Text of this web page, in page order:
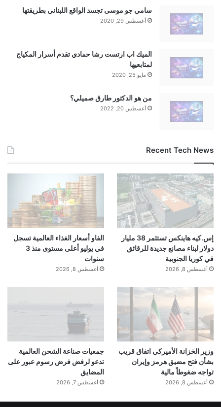
ولي العهد وسط البحر
سامي جو موسى تجسد الواقع اللبناني بطريقتها
أغسطس 29, 2020
الميك اب ارتست رشا حمادي تقدم أسرار المكياج
لمتابعيها
مايو 25, 2020
من هو الدكتور طارق صميلي؟
أغسطس 20, 2022
Recent Tech News
إس.كيه هاينكس تستثمر 38 مليار
دولار لبناء مصانع جديدة للرقائق
في كوريا الجنوبية
أغسطس 8, 2026
الفاو أسعار الغذاء العالمية تسجل
في يوليو أعلى مستوى منذ 3
سنوات
أغسطس 8, 2026
وزير الخزانة الأميركي اتفاق قريب
بشأن فتح مضيق هرمز وإيران
تواجه ضغوطاً مالية
أغسطس 8, 2026
جمعيات صناعة الشحن العالمية
تدعو لرفض فرض رسوم عبور على
المضايق
أغسطس 7, 2026